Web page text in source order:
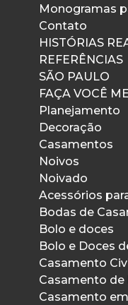
Monogramas
Contato
HISTÓRIAS
REFERÊNCIAS
SÃO PAULO
FAÇA VOCÊ
Planejamento
Decoração
Casamentos
Noivos
Noivado
Acessórios
Bodas de
Bolo e doces
Bolo e Doces
Casamento
Casamento de
Casamento